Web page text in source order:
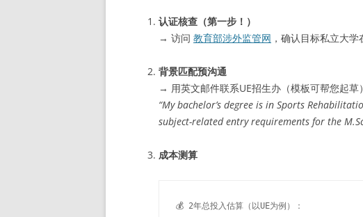
认证核查（第一步！）
→ 访问 教育部涉外监管网 ，确认目标私立大
背景匹配预沟通
→ 用英文邮件联系UE招生办（模板可帮您起草
“My bachelor’s degree is in Sports
subject-related entry requirements for the
成本测算
💰 2年总投入估算（以UE为例）：